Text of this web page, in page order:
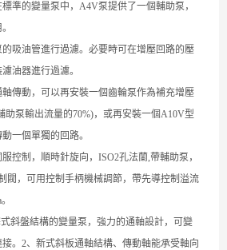
準的變量泵中， A4V泵提供了一個輔助泵，
吸油管進行過濾。必要時可在增壓回路的壓
油器進行過濾。
傳動，可以再安裝一個齒輪泵作為補充增壓
助泵輸出流量的70%)，或再安裝一個A10V型
一個單獨的回路。
控制，順時針旋向， ISO2孔法蘭,帶輔助泵，
閥，可用控制手柄機械調節，帶先導控制溢流
。
斜盤結構的變量泵，強力的通軸設計，可變
。 2、新式斜板通軸結構、傳動軸能承受軸向